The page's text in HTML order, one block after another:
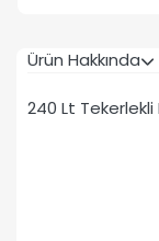
Ürün Hakkında
240 Lt